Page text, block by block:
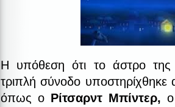
Η υπόθεση ότι το άστρο της
τριπλή σύνοδο
όπως ο Ρίτσαρντ Μπίντερ,